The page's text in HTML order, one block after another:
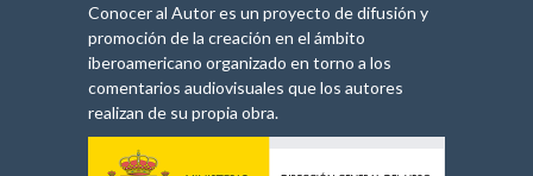
Conocer al Autor es un proyecto de difusión y
promoción de la creación en el ámbito
iberoamericano organizado en torno a los
comentarios audiovisuales que los autores
realizan de su propia obra.